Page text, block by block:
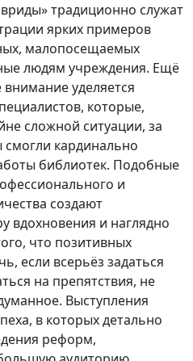
традиционно служат
ярких примеров
малопосещаемых
людям учреждения. Ещё
уделяется
которые,
сложной ситуации, за
кардинально
библиотек. Подобные
и
создают
вдохновения и наглядно
что позитивных
если всерьёз задаться
на препятствия, не
Выступления
в которых детально
реформ,